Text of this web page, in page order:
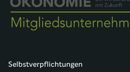
Selbstverpflichtungen